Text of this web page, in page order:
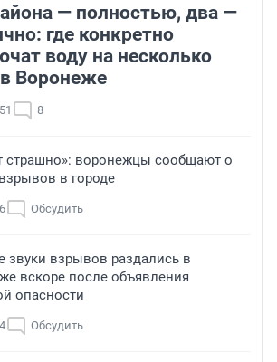
— полностью, два —
где конкретно
воду на несколько
Воронеже
8
страшно»: воронежцы сообщают о
в городе
Обсудить
звуки взрывов раздались в
вскоре после объявления
опасности
Обсудить